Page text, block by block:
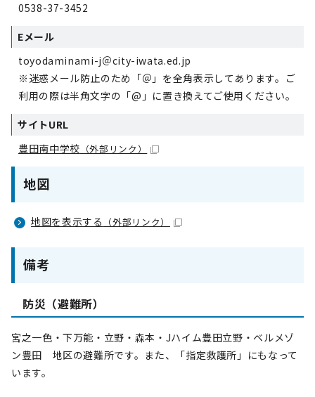
0538-37-3452
Eメール
toyodaminami-j＠city-iwata.ed.jp
※迷惑メール防止のため「＠」を全角表示してあります。ご
利用の際は半角文字の「@」に置き換えてご使用ください。
サイトURL
豊田南中学校 （外部リンク）
地図
地図を表示する （外部リンク）
備考
防災（避難所）
宮之一色・下万能・立野・森本・Jハイム豊田立野・ベルメゾ
ン豊田 地区の避難所です。また、「指定救護所」にもなって
います。